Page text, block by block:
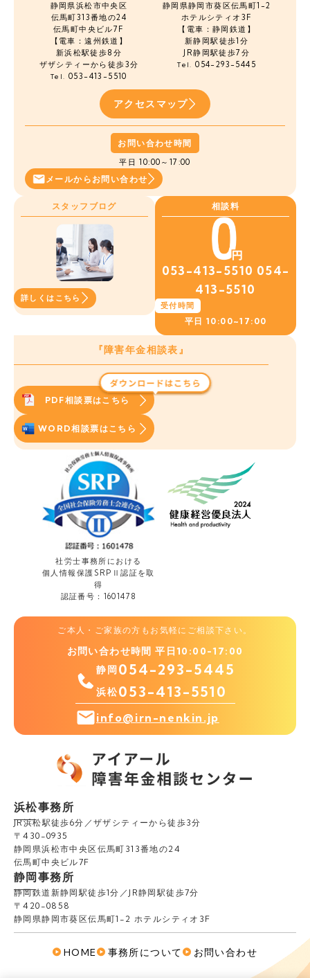
静岡県浜松市中央区
伝馬町313番地の24
伝馬町中央ビル7F
【電車：遠州鉄道】
新浜松駅徒歩8分
ザザシティーから徒歩3分
Tel. 053-413-5510
静岡県静岡市葵区伝馬町1-2
ホテルシティオ3F
【電車：静岡鉄道】
新静岡駅徒歩1分
JR静岡駅徒歩7分
Tel. 054-293-5445
アクセスマップ
お問い合わせ時間
平日 10:00～17:00
メールから お問い合わせ
スタッフブログ
詳しくはこちら
相談料
053-413-5510 054-
413-5510
受付時間
平日 10:00~17:00
『障害年金相談表』
PDF相談票はこちら
WORD相談票はこちら
社労士事務所における
個人情報保護SRPⅡ認証を取
得
認証番号：1601478
ご本人・ご家族の方もお気軽にご相談下さい。
お問い合わせ時間 平日10:00-17:00
静岡054-293-5445
浜松053-413-5510
info@irn-nenkin.jp
浜松事務所
JR浜松駅徒歩6分／ザザシティーから徒歩3分
〒430-0935
静岡県浜松市中央区伝馬町313番地の24
伝馬町中央ビル7F
静岡事務所
静岡鉄道新静岡駅徒歩1分／JR静岡駅徒歩7分
〒420-0858
静岡県静岡市葵区伝馬町1-2 ホテルシティオ3F
HOME 事務所について お問い合わせ